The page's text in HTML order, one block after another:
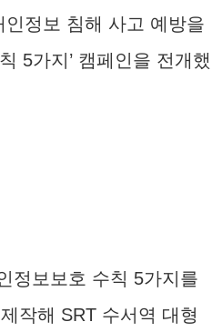
정보 침해 사고 예방을
5가지’ 캠페인을 전개했
정보보호 수칙 5가지를
작해 SRT 수서역 대형